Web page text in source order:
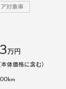
対象車
万円
体価格に含む）